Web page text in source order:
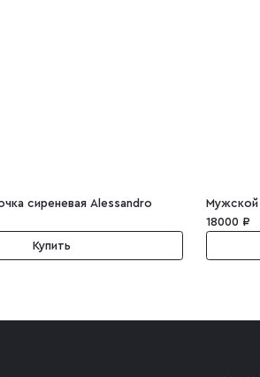
сиреневая Alessandro
Купить
Мужской
18000 ₽